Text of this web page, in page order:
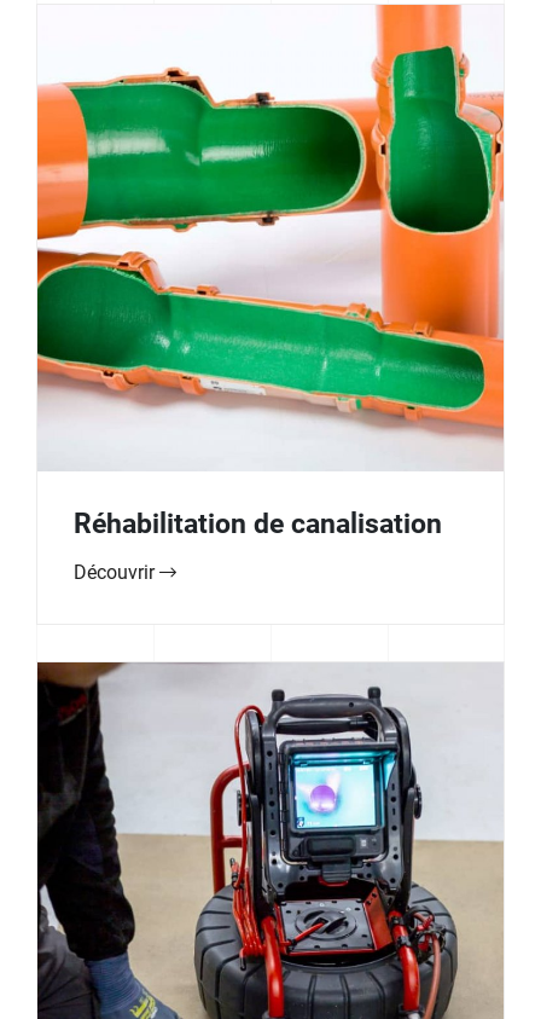
Réhabilitation de canalisation
Découvrir